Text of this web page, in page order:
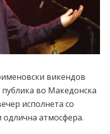
викендов
во Македонска
исполнета со
атмосфера.